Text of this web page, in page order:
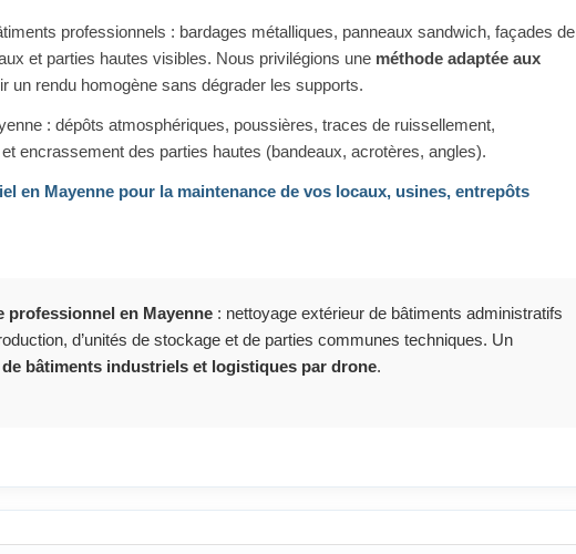
professionnels : bardages métalliques, panneaux sandwich, façades de
et parties hautes visibles. Nous privilégions une méthode adaptée aux
un rendu homogène sans dégrader les supports.
: dépôts atmosphériques, poussières, traces de ruissellement,
encrassement des parties hautes (bandeaux, acrotères, angles).
en Mayenne pour la maintenance de vos locaux, usines, entrepôts
professionnel en Mayenne : nettoyage extérieur de bâtiments administratifs
d’unités de stockage et de parties communes techniques. Un
bâtiments industriels et logistiques par drone.